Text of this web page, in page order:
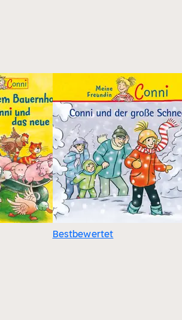
Bestbewertet